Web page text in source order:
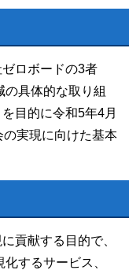
ロボードの3者
の具体的な取り組
目的に令和5年4月
実現に向けた基本
貢献する目的で、
するサービス、